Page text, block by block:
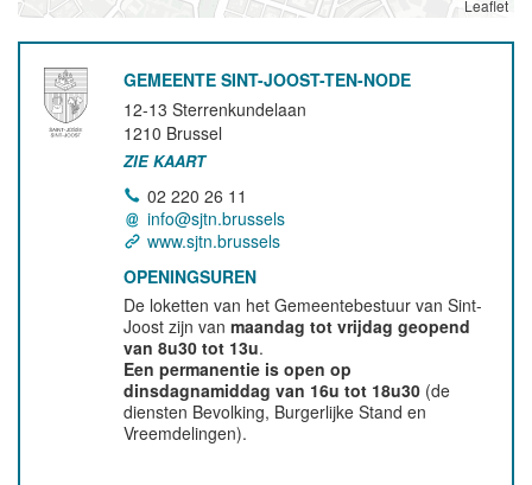
Leaflet
GEMEENTE SINT-JOOST-TEN-NODE
12-13 Sterrenkundelaan
1210 Brussel
ZIE KAART
02 220 26 11
info@sjtn.brussels
www.sjtn.brussels
OPENINGSUREN
De loketten van het Gemeentebestuur van Sint-
Joost zijn vanmaandag tot vrijdag geopend
van 8u30 tot 13u.
Een permanentie is open op
dinsdagnamiddag van 16u tot 18u30 (de
diensten Bevolking, Burgerlijke Stand en
Vreemdelingen).